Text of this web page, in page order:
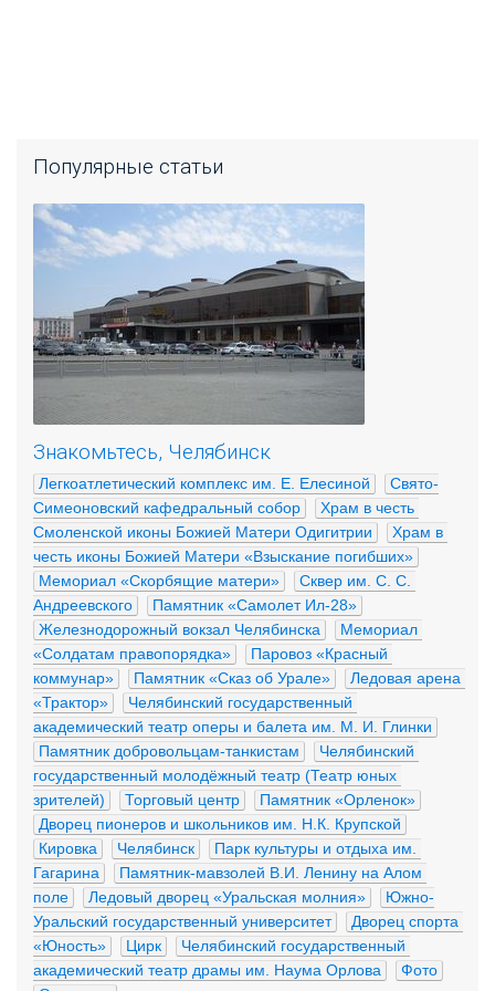
Популярные статьи
Знакомьтесь, Челябинск
Легкоатлетический комплекс им. Е. Елесиной
Свято-
Симеоновский кафедральный собор
Храм в честь
Смоленской иконы Божией Матери Одигитрии
Храм в
честь иконы Божией Матери «Взыскание погибших»
Мемориал «Скорбящие матери»
Сквер им. С. С.
Андреевского
Памятник «Самолет Ил-28»
Железнодорожный вокзал Челябинска
Мемориал
«Солдатам правопорядка»
Паровоз «Красный
коммунар»
Памятник «Сказ об Урале»
Ледовая арена
«Трактор»
Челябинский государственный
академический театр оперы и балета им. М. И. Глинки
Памятник добровольцам-танкистам
Челябинский
государственный молодёжный театр (Театр юных
зрителей)
Торговый центр
Памятник «Орленок»
Дворец пионеров и школьников им. Н.К. Крупской
Кировка
Челябинск
Парк культуры и отдыха им.
Гагарина
Памятник-мавзолей В.И. Ленину на Алом
поле
Ледовый дворец «Уральская молния»
Южно-
Уральский государственный университет
Дворец спорта
«Юность»
Цирк
Челябинский государственный
академический театр драмы им. Наума Орлова
Фото